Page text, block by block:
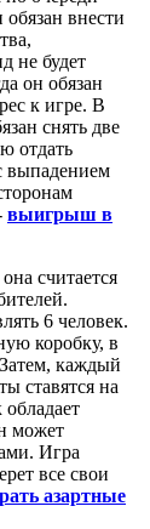
внести
не будет
он обязан
к игре. В
снять две
отдать
выпадением
выигрыш в
считается
6 человек.
коробку, в
каждый
ставятся на
может
Игра
все свои
азартные